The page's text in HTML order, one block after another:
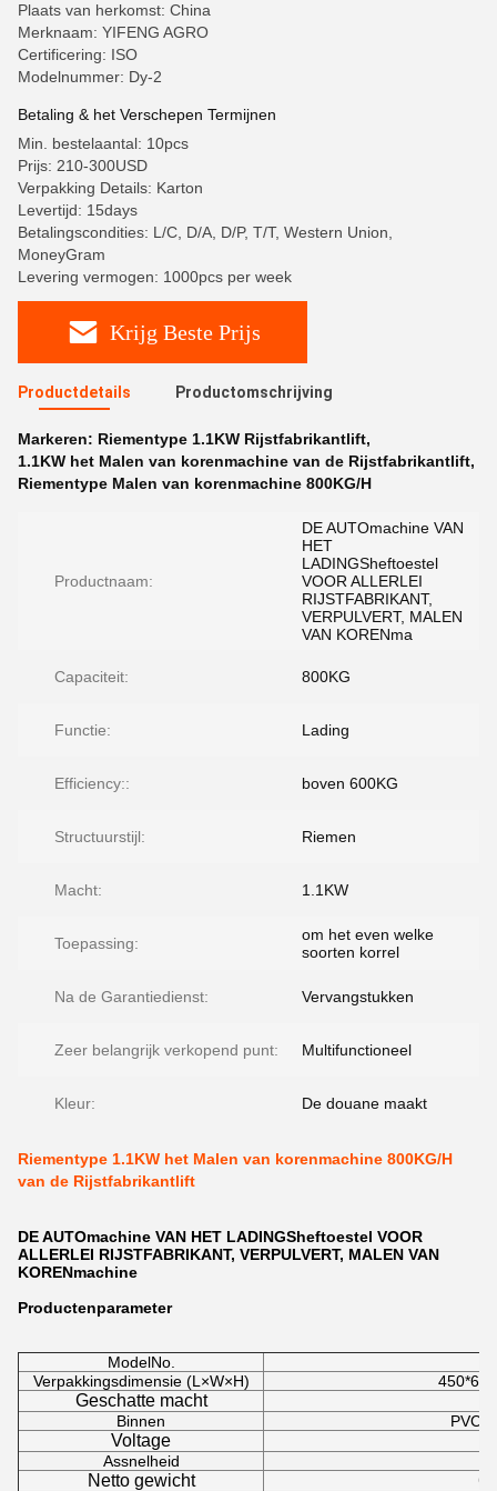
Plaats van herkomst: China
Merknaam: YIFENG AGRO
Certificering: ISO
Modelnummer: Dy-2
Betaling & het Verschepen Termijnen
Min. bestelaantal: 10pcs
Prijs: 210-300USD
Verpakking Details: Karton
Levertijd: 15days
Betalingscondities: L/C, D/A, D/P, T/T, Western Union,
MoneyGram
Levering vermogen: 1000pcs per week
Krijg Beste Prijs
Productdetails Productomschrijving
Markeren: Riementype 1.1KW Rijstfabrikantlift,
1.1KW het Malen van korenmachine van de Rijstfabrikantlift,
Riementype Malen van korenmachine 800KG/H
Productnaam:
DE AUTOmachine VAN
HET
LADINGSheftoestel
VOOR ALLERLEI
RIJSTFABRIKANT,
VERPULVERT, MALEN
VAN KORENma
Capaciteit: 800KG
Functie: Lading
Efficiency:: boven 600KG
Structuurstijl: Riemen
Macht: 1.1KW
Toepassing:
om het even welke
soorten korrel
Na de Garantiedienst: Vervangstukken
Zeer belangrijk verkopend punt: Multifunctioneel
Kleur: De douane maakt
Riementype 1.1KW het Malen van korenmachine 800KG/H
van de Rijstfabrikantlift
DE AUTOmachine VAN HET LADINGSheftoestel VOOR
ALLERLEI RIJSTFABRIKANT, VERPULVERT, MALEN VAN
KORENmachine
Productenparameter
ModelNo.
Verpakkingsdimensie (L×W×H)
Geschatte macht
Binnen
Voltage
Assnelheid
Netto gewicht